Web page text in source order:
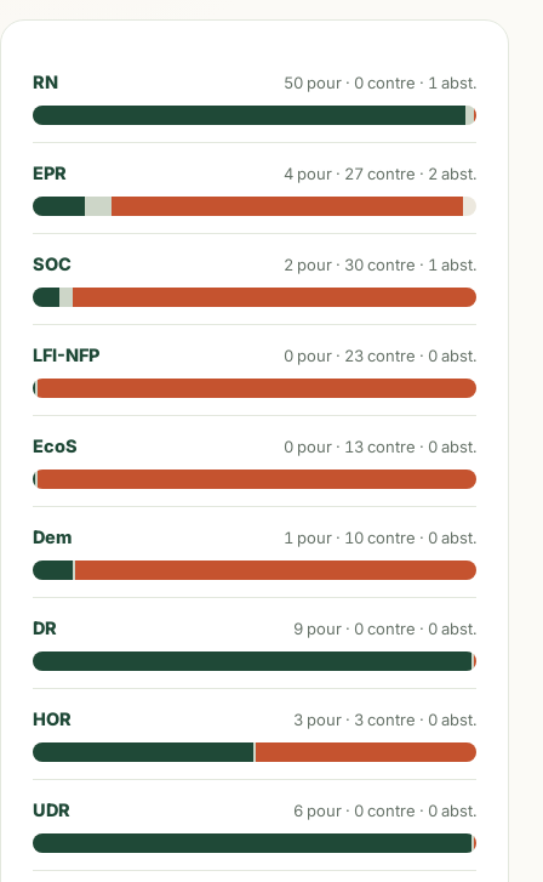
RN 50 pour · 0contre · 1 abst.
EPR 4 pour · 27contre · 2 abst.
SOC 2 pour · 30contre · 1 abst.
LFI-NFP 0 pour · 23contre · 0abst.
EcoS 0 pour · 13contre · 0abst.
Dem 1 pour · 10contre · 0abst.
DR 9 pour · 0contre · 0abst.
HOR 3 pour · 3contre · 0abst.
UDR 6 pour · 0contre · 0abst.